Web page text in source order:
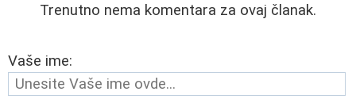
Trenutno nema komentara za ovaj članak.
Vaše ime: